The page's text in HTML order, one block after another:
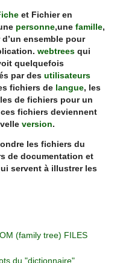
et Fichier en
personne,unefamille,
ensemble pour
webtrees qui
quelquefois
par desutilisateurs
fichiers de langue, les
de fichiers pour un
fichiers deviennent
version.
les fichiers du
de documentation et
servent à illustrer les
(family tree) FILES
du "dictionnaire"